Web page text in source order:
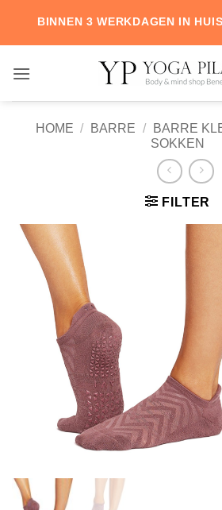
content
BINNEN 3 WERKDAGEN IN
HOME / BARRE / BARRE
SOKKEN
FILTER